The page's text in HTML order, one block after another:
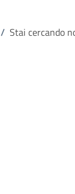
/ Stai cercando